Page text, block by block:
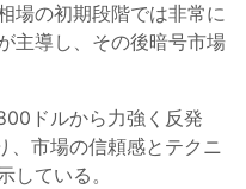
場の初期段階では非常に
主導し、その後暗号市場
ドルから力強く反発
、市場の信頼感とテクニ
している。